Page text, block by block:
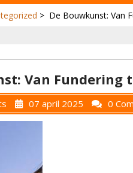
> De Bouwkunst: Van
Van Fundering
07 april 2025 0